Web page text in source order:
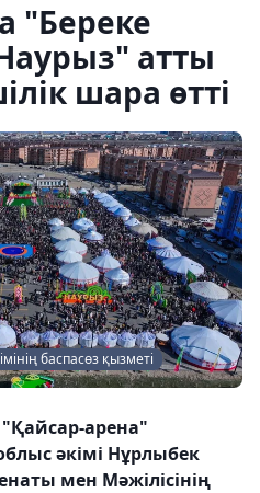
"Береке
атты
шара өтті
баспасөз қызметі
"Қайсар-арена"
әкімі Нұрлыбек
мен Мәжілісінің